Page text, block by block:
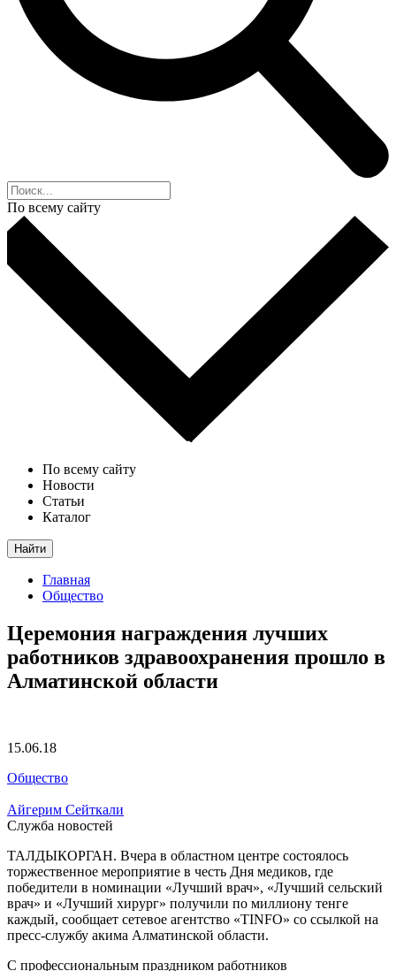
По всему сайту
По всему сайту
Новости
Статьи
Каталог
Найти
Главная
Общество
Церемония награждения лучших
работников здравоохранения прошло в
Алматинской области
15.06.18
Общество
Айгерим Сейткали
Служба новостей
ТАЛДЫКОРГАН. Вчера в областном центре состоялось
торжественное мероприятие в честь Дня медиков, где
победители в номинации «Лучший врач», «Лучший сельский
врач» и «Лучший хирург» получили по миллиону тенге
каждый, сообщает сетевое агентство «TINFO» со ссылкой на
пресс-службу акима Алматинской области.
С профессиональным праздником работников